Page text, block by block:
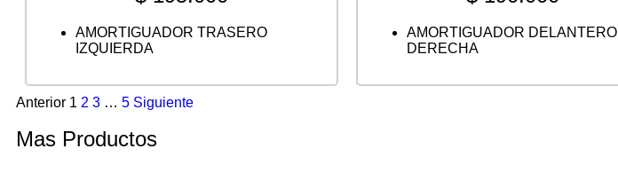
AMORTIGUADOR TRASERO
IZQUIERDA
AMORTIGUADOR DELANTERO
DERECHA
Anterior 1 2 3 … 5 Siguiente
Mas Productos